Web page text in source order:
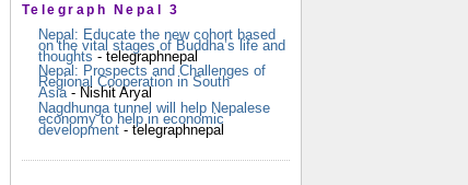
Telegraph Nepal 3
Nepal: Educate the new cohort based
on the vital stages of Buddha’s life and
thoughts - telegraphnepal
Nepal: Prospects and Challenges of
Regional Cooperation in South
Asia- Nishit Aryal
Nagdhunga tunnel will help Nepalese
economy to help in economic
development - telegraphnepal